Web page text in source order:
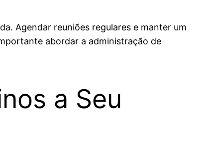
Agendar reuniões regulares e manter um
abordar a administração de
a Seu